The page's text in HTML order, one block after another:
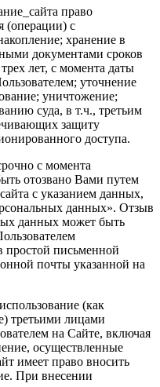
право
(операции) с
хранение в
документами сроков
лет, с момента даты
уточнение
уничтожение;
суда, в т.ч., третьим
защиту
доступа.
с момента
отозвано Вами путем
с указанием данных,
данных». Отзыв
данных может быть
простой письменной
почты указанной на
(как
третьими лицами
на Сайте, включая
осуществленные
имеет право вносить
При внесении